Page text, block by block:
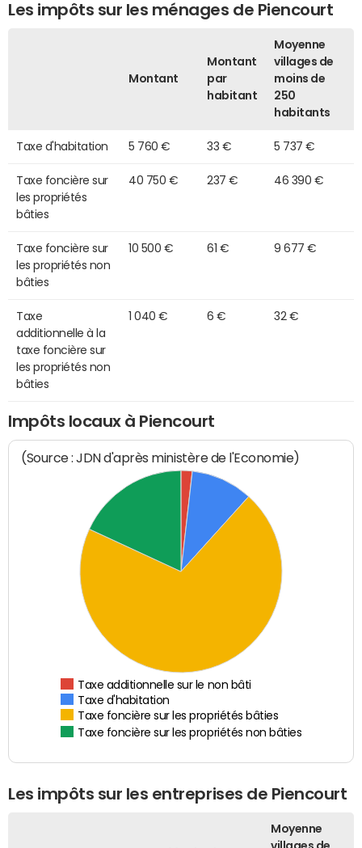
Les impôts sur les ménages de Piencourt
Montant
Montant
par
habitant
Moyenne
villages de
moins de
250
habitants
Taxe d'habitation 5 760 € 33 € 5 737 €
Taxe foncière sur
les propriétés
bâties
40 750 € 237 € 46 390 €
Taxe foncière sur
les propriétés non
bâties
10 500 € 61 € 9 677 €
Taxe
additionnelle à la
taxe foncière sur
les propriétés non
bâties
1 040 € 6 € 32 €
Impôts locaux à Piencourt
(Source : JDN d'après ministère de l'Economie)
Taxe additionnelle sur le non bâti
Taxe d'habitation
Taxe foncière sur les propriétés bâties
Taxe foncière sur les propriétés non bâties
Les impôts sur les entreprises de Piencourt
Moyenne